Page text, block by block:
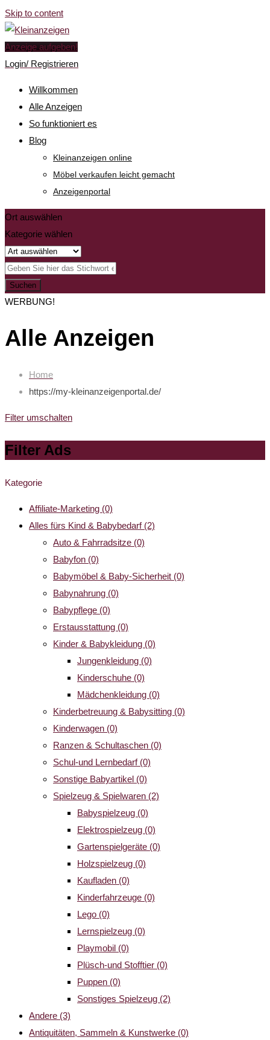
Skip to content
Anzeige aufgeben!
Login/ Registrieren
Willkommen
Alle Anzeigen
So funktioniert es
Blog
Kleinanzeigen online
Möbel verkaufen leicht gemacht
Anzeigenportal
Ort auswählen
Kategorie wählen
Suchen
WERBUNG!
Alle Anzeigen
Home
https://my-kleinanzeigenportal.de/
Filter umschalten
Filter Ads
Kategorie
Affiliate-Marketing (0)
Alles fürs Kind & Babybedarf (2)
Auto & Fahrradsitze (0)
Babyfon (0)
Babymöbel & Baby-Sicherheit (0)
Babynahrung (0)
Babypflege (0)
Erstausstattung (0)
Kinder & Babykleidung (0)
Jungenkleidung (0)
Kinderschuhe (0)
Mädchenkleidung (0)
Kinderbetreuung & Babysitting (0)
Kinderwagen (0)
Ranzen & Schultaschen (0)
Schul-und Lernbedarf (0)
Sonstige Babyartikel (0)
Spielzeug & Spielwaren (2)
Babyspielzeug (0)
Elektrospielzeug (0)
Gartenspielgeräte (0)
Holzspielzeug (0)
Kaufladen (0)
Kinderfahrzeuge (0)
Lego (0)
Lernspielzeug (0)
Playmobil (0)
Plüsch-und Stofftier (0)
Puppen (0)
Sonstiges Spielzeug (2)
Andere (3)
Antiquitäten, Sammeln & Kunstwerke (0)